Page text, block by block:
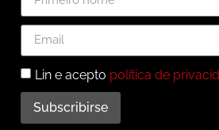
Lin e acepto política de
Subscribirse